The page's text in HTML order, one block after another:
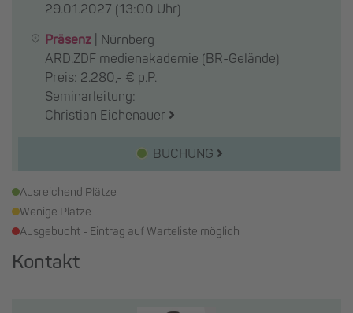
29.01.2027 (13:00 Uhr)
Präsenz
Nürnberg
ARD.ZDF medienakademie (BR-Gelände)
Preis: 2.280,- € p.P.
Seminarleitung:
Christian Eichenauer
BUCHUNG
Ausreichend Plätze
Wenige Plätze
Ausgebucht - Eintrag auf Warteliste möglich
Kontakt